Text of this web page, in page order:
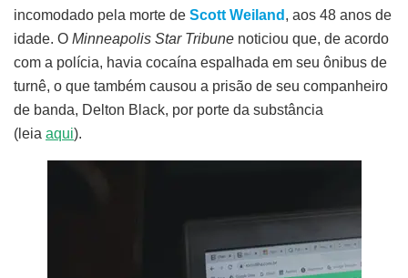
incomodado pela morte de Scott Weiland , aos 48 anos de
idade. O Minneapolis Star Tribune noticiou que, de acordo
com a polícia, havia cocaína espalhada em seu ônibus de
turnê, o que também causou a prisão de seu companheiro
de banda, Delton Black, por porte da substância
(leia aqui).